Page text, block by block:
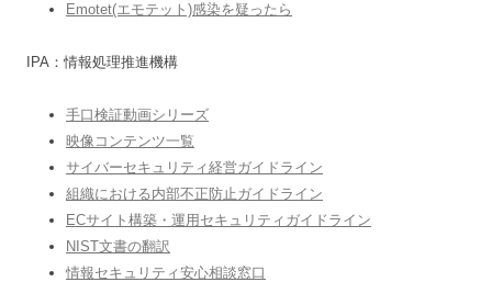
Emotet(エモテット)感染を疑ったら
IPA：情報処理推進機構
手口検証動画シリーズ
映像コンテンツ一覧
サイバーセキュリティ経営ガイドライン
組織における内部不正防止ガイドライン
ECサイト構築・運用セキュリティガイドライン
NIST文書の翻訳
情報セキュリティ安心相談窓口